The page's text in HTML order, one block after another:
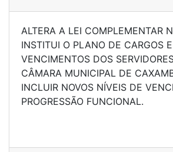
ALTERA A LEI COMPLEMENTAR
INSTITUI O PLANO DE CARGOS E
VENCIMENTOS DOS
CÂMARA MUNICIPAL DE
INCLUIR NOVOS NÍVEIS DE
PROGRESSÃO FUNCIONAL.